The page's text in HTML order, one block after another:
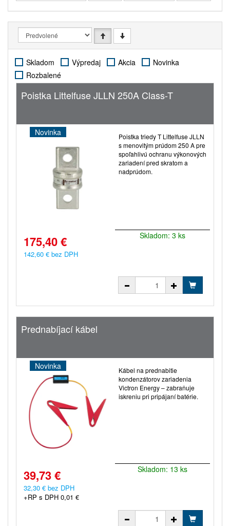
Skladom Výpredaj Akcia
Novinka
Rozbalené
Poistka Littelfuse JLLN 250A Class-T
Novinka
Poistka triedy T Littelfuse JLLN
s menovitým prúdom 250 A pre
spoľahlivú ochranu výkonových
zariadení pred skratom a
nadprúdom.
175,40 €
142,60 € bez DPH
Skladom: 3 ks
Prednabíjací kábel
Novinka
Kábel na prednabitie
kondenzátorov zariadenia
Victron Energy – zabraňuje
iskreniu pri pripájaní batérie.
39,73 €
32,30 € bez DPH
+RP s DPH 0,01 €
Skladom: 13 ks